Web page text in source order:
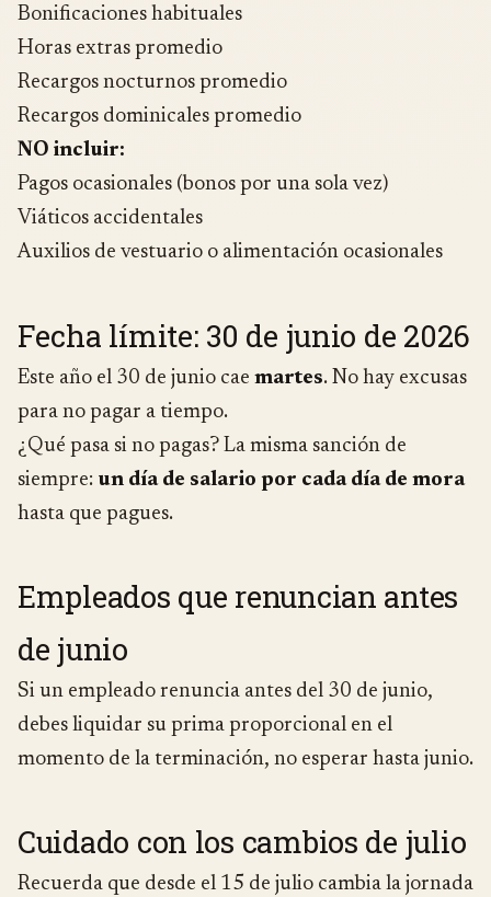
Bonificaciones habituales
Horas extras promedio
Recargos nocturnos promedio
Recargos dominicales promedio
NO incluir:
Pagos ocasionales (bonos por una sola vez)
Viáticos accidentales
Auxilios de vestuario o alimentación ocasionales
Fecha límite: 30 de junio de 2026
Este año el 30 de junio cae martes. No hay excusas
para no pagar a tiempo.
¿Qué pasa si no pagas? La misma sanción de
siempre: un día de salario por cada día de mora
hasta que pagues.
Empleados que renuncian antes
de junio
Si un empleado renuncia antes del 30 de junio,
debes liquidar su prima proporcional en el
momento de la terminación, no esperar hasta junio.
Cuidado con los cambios de julio
Recuerda que desde el 15 de julio cambia la jornada